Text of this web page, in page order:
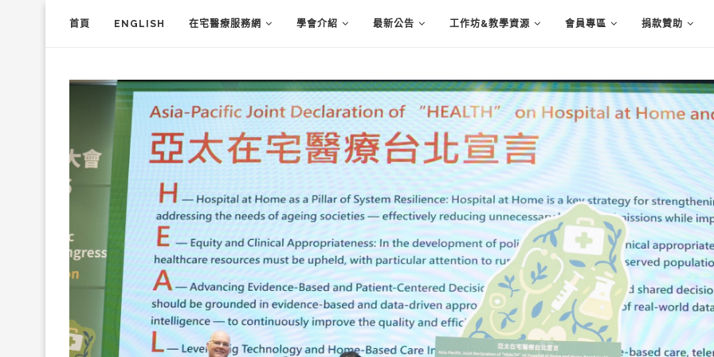
首頁 ENGLISH 在宅醫療服務網 學會介紹 最新公告 工作坊&教學資源 會員專區 捐款贊助